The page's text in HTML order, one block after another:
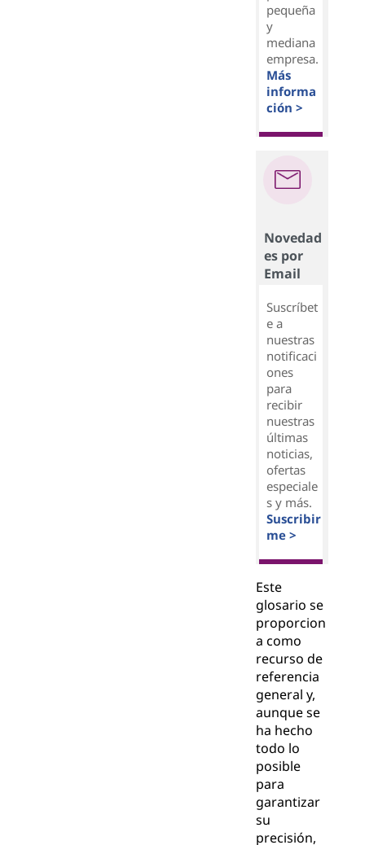
pequeña
y
mediana
empresa.
Más
informa
ción >
Novedad
es por
Email
Suscríbet
e a
nuestras
notificaci
ones
para
recibir
nuestras
últimas
noticias,
ofertas
especiale
s y más.
Suscribir
me >
Este
glosario se
proporcion
a como
recurso de
referencia
general y,
aunque se
ha hecho
todo lo
posible
para
garantizar
su
precisión,